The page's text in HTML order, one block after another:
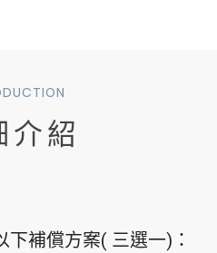
介紹
補償方案( 三選一)：